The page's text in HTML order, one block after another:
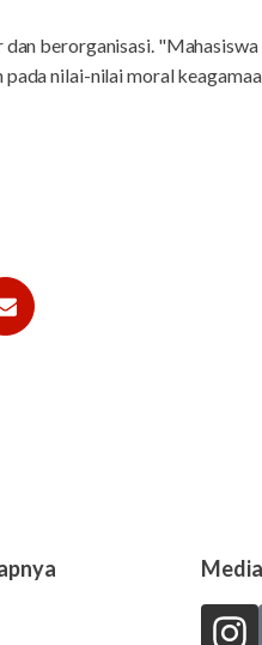
dan berorganisasi. "Mahasiswa
nilai-nilai moral